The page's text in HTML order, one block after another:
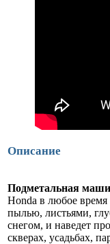
Описание
Подметальная
Honda в любое время
пылью, листьями,
снегом, и наведет
скверах, усадьбах,